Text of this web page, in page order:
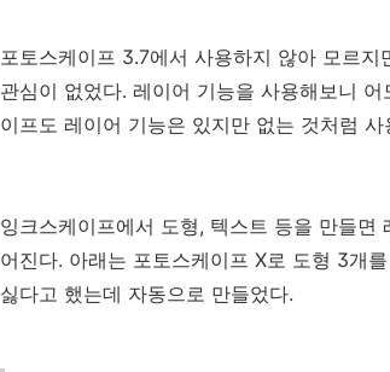
포토스케이프 3.7에서 사용하지 않아 모르지
관심이 없었다. 레이어 기능을 사용해보니
이프도 레이어 기능은 있지만 없는 것처럼 사
잉크스케이프에서 도형, 텍스트 등을 만들
어진다. 아래는 포토스케이프 X로 도형 3개
싫다고 했는데 자동으로 만들었다.